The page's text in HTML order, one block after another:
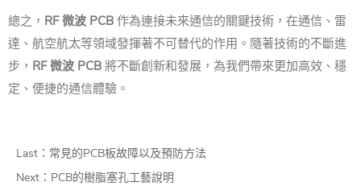
總之， RF 微波 PCB 作為連接未來通信的關鍵技術，在通信、雷
達、航空航太等領域發揮著不可替代的作用。隨著技術的不斷進
步， RF 微波 PCB 將不斷創新和發展，為我們帶來更加高效、穩
定、便捷的通信體驗。
Last： 常見的PCB板故障以及預防方法
Next： PCB的樹脂塞孔工藝說明